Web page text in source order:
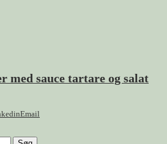
med sauce tartare og salat
Email